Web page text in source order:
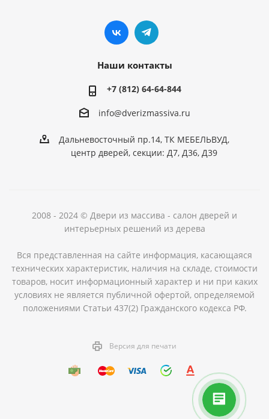
Наши контакты
+7 (812) 64-64-844
info@dverizmassiva.ru
Дальневосточный пр.14, ТК МЕБЕЛЬВУД,
центр дверей, секции: Д7, Д36, Д39
2008 - 2024 © Двери из массива - салон дверей и
интерьерных решений из дерева
Вся представленная на сайте информация, касающаяся
технических характеристик, наличия на складе, стоимости
товаров, носит информационный характер и ни при каких
условиях не является публичной офертой, определяемой
положениями Статьи 437(2) Гражданского кодекса РФ.
Версия для печати